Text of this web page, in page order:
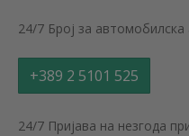
24/7 Број за автомобилска
+389 2 5101 525
24/7 Пријава на незгода